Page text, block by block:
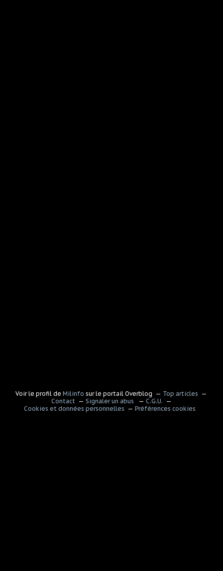
Voir le profil deMilinfo sur le portail Overblog
Top articles
Contact
Signaler un abus
C.G.U.
Cookies et données personnelles
Préférences cookies